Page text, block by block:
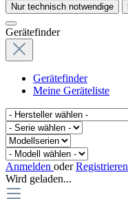
Nur technisch notwendige
Gerätefinder
Gerätefinder
Meine Geräteliste
Anmelden oderRegistrieren
Wird geladen...